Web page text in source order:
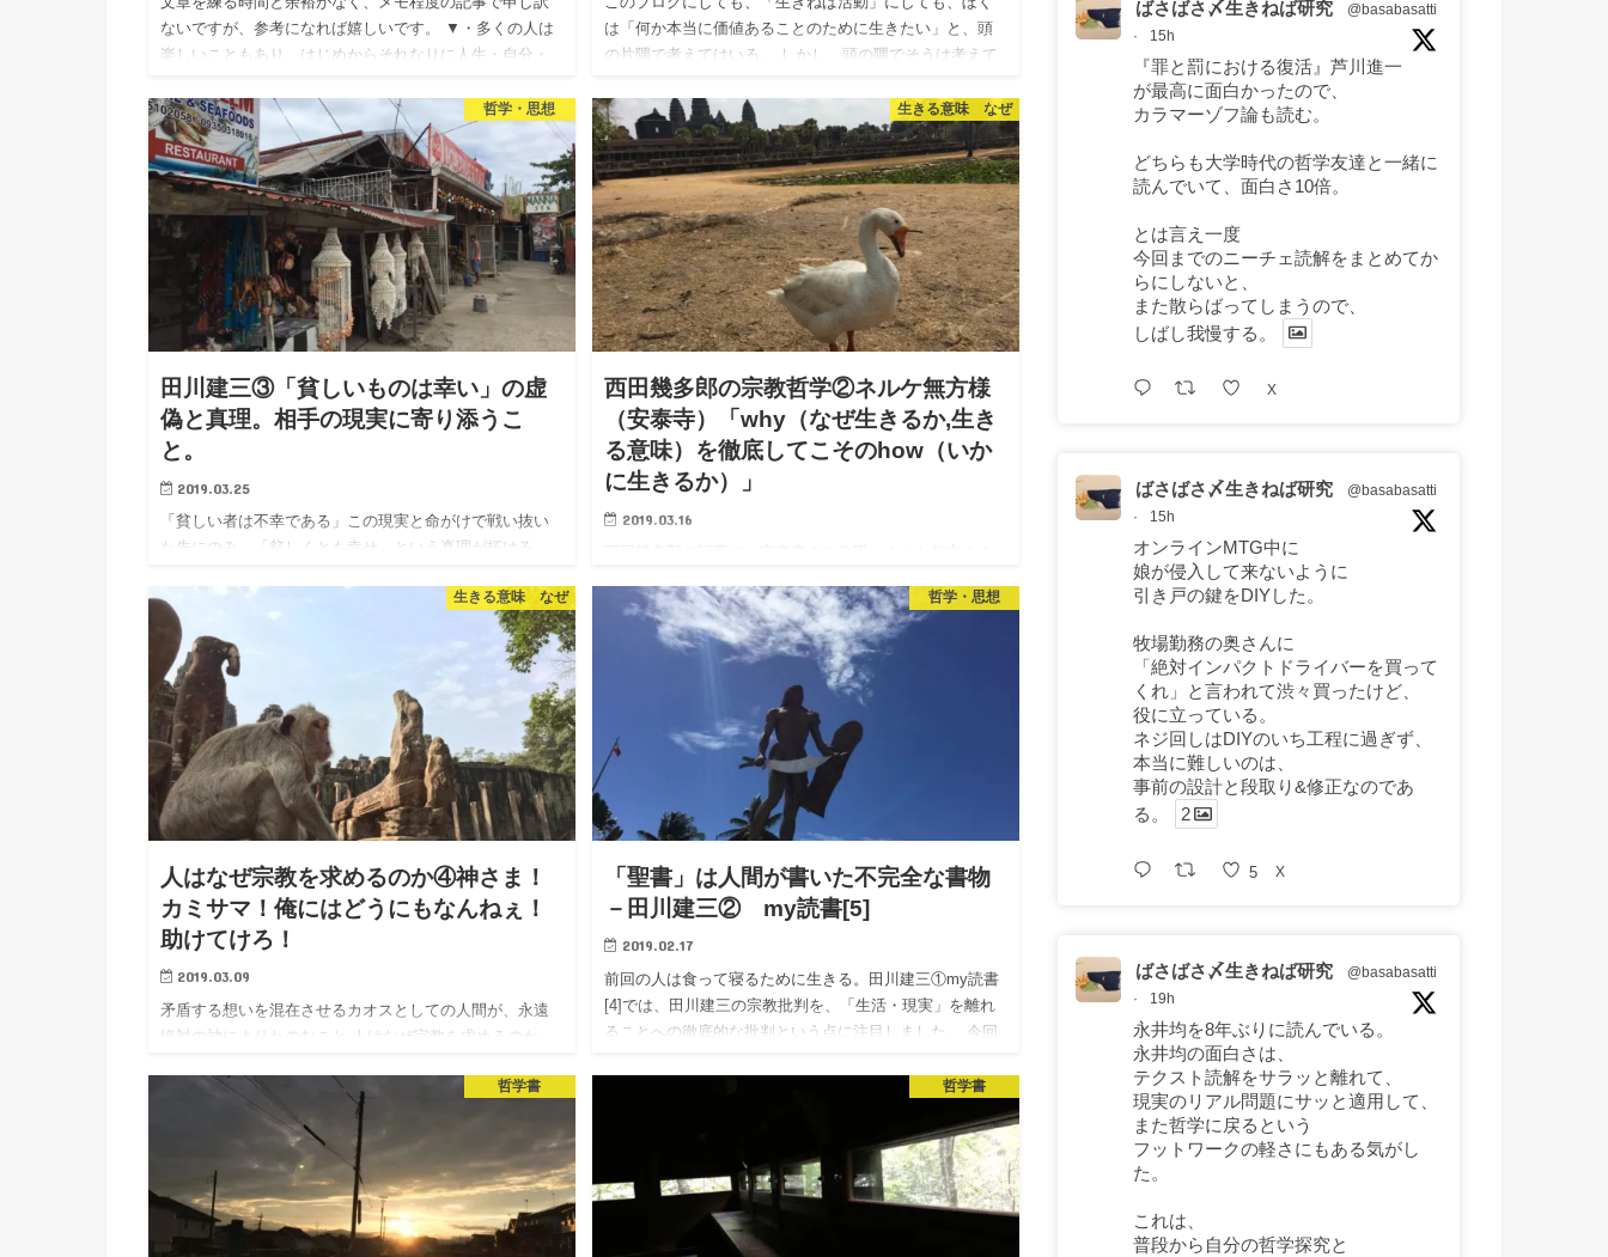
ないですが、参考になれば嬉しいです。 ▼・多くの人は
楽しいこともあり、はじめからそれなりに人生・自分・
の現実と乖離してい…
は「何か本当に価値あることのために生きたい」と、頭
の片隅で考えてはいる。 しかし、頭の隅でそうは考えて
て」何か行動したつ…
哲学・思想
田川建三③「貧しいものは幸い」の虚
偽と真理。相手の現実に寄り添うこ
と。
2019.03.25
「貧しい者は不幸である」この現実と命がけで戦い抜い
た先にのみ、「貧しくとも幸せ」という真理が拓ける。
「人は食って寝るために生きる」という記事を書きまし
た。 その記事では…
生きる意味 なぜ
西田幾多郎の宗教哲学②ネルケ無方様
（安泰寺）「why（なぜ生きるか,生き
る意味）を徹底してこそのhow（いか
に生きるか）」
2019.03.16
転載しても構わないとの許可を頂きましたのでシェアさ
せていただきます。 ネルケ無方さんは、ドイツ生まれの
ご住職さんです。…
生きる意味 なぜ
人はなぜ宗教を求めるのか④神さま！
カミサマ！俺にはどうにもなんねぇ！
助けてけろ！
2019.03.09
矛盾する想いを混在させるカオスとしての人間が、永遠
絶対の神によりたのむこと 人はなぜ宗教を求めるのか。
足場も、枕するところもない人間が、永遠不変の神を求
めていく道すじを…
哲学・思想
「聖書」は人間が書いた不完全な書物
－田川建三② my読書[5]
2019.02.17
前回の人は食って寝るために生きる。田川建三①my読書
[4]では、田川建三の宗教批判を、「生活・現実」を離れ
ることへの徹底的な批判という点に注目しました。 今回
哲学書 哲学書
ばさばさ〆生きねば研究
@basabasatti
·
15h
『罪と罰における復活』芦川進一
が最高に面白かったので、
カラマーゾフ論も読む。
どちらも大学時代の哲学友達と一緒に
読んでいて、面白さ10倍。
とは言え一度
今回までのニーチェ読解をまとめてか
らにしないと、
また散らばってしまうので、
しばし我慢する。
X
ばさばさ〆生きねば研究
@basabasatti
·
15h
オンラインMTG中に
娘が侵入して来ないように
引き戸の鍵をDIYした。
牧場勤務の奥さんに
「絶対インパクトドライバーを買って
くれ」と言われて渋々買ったけど、
役に立っている。
ネジ回しはDIYのいち工程に過ぎず、
本当に難しいのは、
事前の設計と段取り&修正なのであ
る。
2
5 X
ばさばさ〆生きねば研究
@basabasatti
·
19h
永井均を8年ぶりに読んでいる。
永井均の面白さは、
テクスト読解をサラッと離れて、
現実のリアル問題にサッと適用して、
また哲学に戻るという
フットワークの軽さにもある気がし
た。
これは、
普段から自分の哲学探究と